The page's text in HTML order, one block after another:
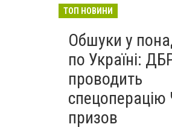
ТОП НОВИНИ
Обшуки у
по Україні:
проводить
спецоперацію
призов